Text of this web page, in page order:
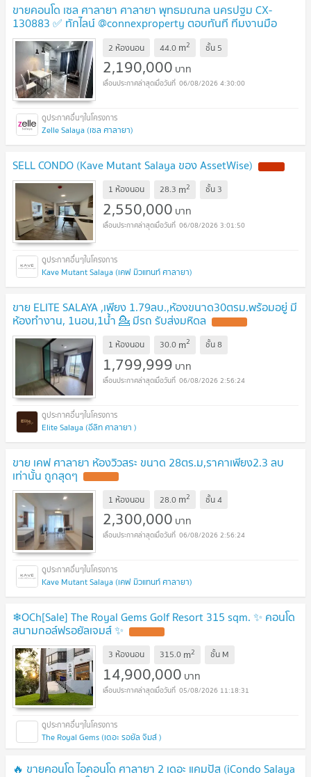
ขายคอนโด เซล ศาลายา ศาลายา พุทธมณฑล นครปฐม CX-
130883 ✅ ทักไลน์ @connexproperty ตอบทันที ทีมงานมือ
อาชีพ ✅
2 ห้องนอน 44.0 m2 ชั้น 5
2,190,000 บาท
06/08/2026 4:30:00
Zelle Salaya (เซล ศาลายา)
SELL CONDO (Kave Mutant Salaya ของ AssetWise)
1 ห้องนอน 28.3 m2 ชั้น 3
2,550,000 บาท
06/08/2026 3:01:50
Kave Mutant Salaya (เคฟ มิวแทนท์ ศาลายา)
ขาย ELITE SALAYA ​,เพียง 1.79ลบ.,ห้องขนาด30ตรม.พร้อมอยู่ มี
ห้องทำงาน,​ 1นอน,1น้ำ 💁 มีรถ รับส่งมหิดล
1 ห้องนอน 30.0 m2 ชั้น8
1,799,999 บาท
06/08/2026 2:56:24
Elite Salaya (อีลิท ศาลายา )
ขาย เคฟ ศาลายา ห้องวิวสระ ขนาด 28ตร.ม,ราคาเพียง2.3 ลบ
เท่านั้น ถูกสุดๆ
1 ห้องนอน 28.0 m2 ชั้น4
2,300,000 บาท
06/08/2026 2:56:24
Kave Mutant Salaya (เคฟ มิวแทนท์ ศาลายา)
❄OCh[Sale] The Royal Gems Golf Resort 315 sqm. ✨ คอนโด
สนามกอล์ฟรอยัลเจมส์ ✨
3 ห้องนอน 315.0 m2 ชั้น M
14,900,000 บาท
05/08/2026 11:18:31
The Royal Gems (เดอะ รอยัล จิมส์ )
🔥 ขายคอนโด ไอคอนโด ศาลายา 2 เดอะ แคมปัส (iCondo Salaya